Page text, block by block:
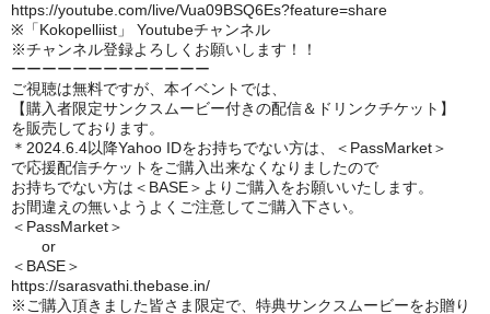
https://youtube.com/live/Vua09BSQ6Es?feature=share
※「Kokopelliist」 Youtubeチャンネル
※チャンネル登録よろしくお願いします！！
ーーーーーーーーーーーーー
ご視聴は無料ですが、本イベントでは、
【購入者限定サンクスムービー付きの配信＆ドリンクチケット】
を販売しております。
＊2024.6.4以降Yahoo IDをお持ちでない方は、＜PassMarket＞
で応援配信チケットをご購入出来なくなりましたので
お持ちでない方は＜BASE＞よりご購入をお願いいたします。
お間違えの無いようよくご注意してご購入下さい。
＜PassMarket＞
or
＜BASE＞
https://sarasvathi.thebase.in/
※ご購入頂きました皆さま限定で、特典サンクスムービーをお贈り